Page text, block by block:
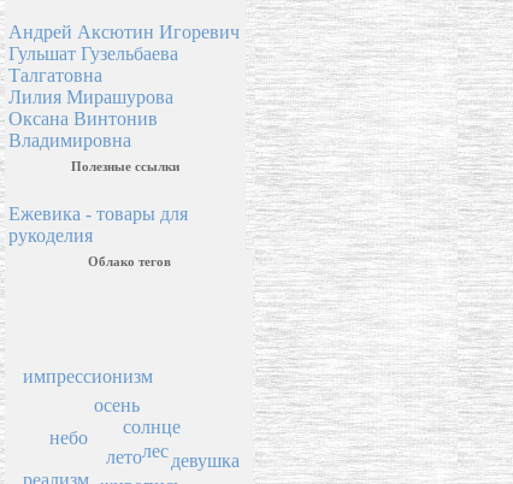
Андрей Аксютин Игоревич
Гульшат Гузельбаева
Талгатовна
Лилия Мирашурова
Оксана Винтонив
Владимировна
Полезные ссылки
Ежевика - товары для
рукоделия
Облако тегов
лето
солнце
лес
осень
небо
импрессионизм
девушка